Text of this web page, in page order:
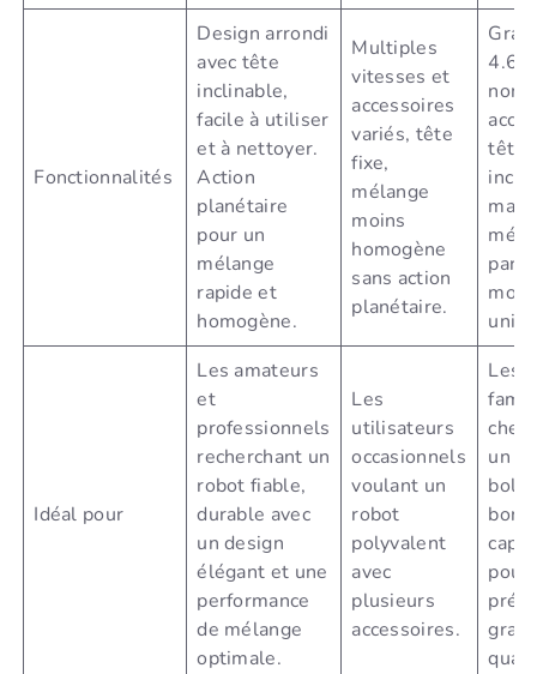
Fonctionnalités
Design arrondi
avec tête
inclinable,
facile à utiliser
et à nettoyer.
Action
planétaire
pour un
mélange
rapide et
homogène.
Multiples
vitesses et
accessoires
variés, tête
fixe,
mélange
moins
homogène
sans action
planétaire.
4.6L,
tête
mais
Idéal pour
Les amateurs
et
professionnels
recherchant un
robot fiable,
durable avec
un design
élégant et une
performance
de mélange
optimale.
Les
utilisateurs
occasionnels
voulant un
robot
polyvalent
avec
plusieurs
accessoires.
Les
un
bol
pour